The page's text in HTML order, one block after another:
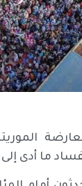
ما أدى إلى